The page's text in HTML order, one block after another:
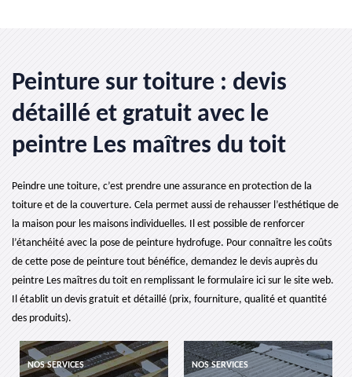
Peinture sur toiture : devis
détaillé et gratuit avec le
peintre Les maîtres du toit
Peindre une toiture, c’est prendre une assurance en protection de la
toiture et de la couverture. Cela permet aussi de rehausser l’esthétique de
la maison pour les maisons individuelles. Il est possible de renforcer
l’étanchéité avec la pose de peinture hydrofuge. Pour connaître les coûts
de cette pose de peinture tout bénéfice, demandez le devis auprès du
peintre Les maîtres du toit en remplissant le formulaire ici sur le site web.
Il établit un devis gratuit et détaillé (prix, fourniture, qualité et quantité
des produits).
NOS SERVICES NOS SERVICES